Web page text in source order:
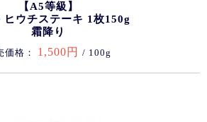
【A5等級】
ヒウチステーキ 1枚150g
霜降り
価格： 1,500円 / 100g